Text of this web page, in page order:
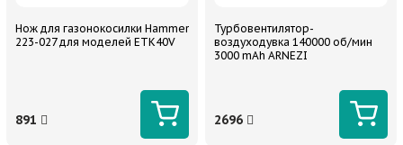
Нож для газонокосилки Hammer
223-027 для моделей ETK40V
891
Турбовентилятор-
воздуходувка 140000 об/мин
3000 mAh ARNEZI
2696